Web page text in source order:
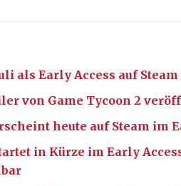
als Early Access auf Steam
von Game Tycoon 2
heute auf Steam im
in Kürze im Early